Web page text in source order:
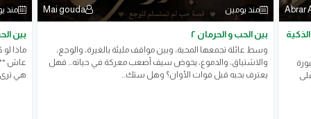
Abrar منذ يومين Mai gouda
بين الحب و الحرمان ٢
وسط عائلة تجمعها المحبة، وبين مواقف مليئة بالغيرة، والوجع،
والاشتياق، والدموع، يخوض سيف أصعب معركة في حياته... فهل
يعترف بحبه قبل فوات الأوان؟ وهل ستك...
منذ
بين
ماذا
عاش
هي ترى